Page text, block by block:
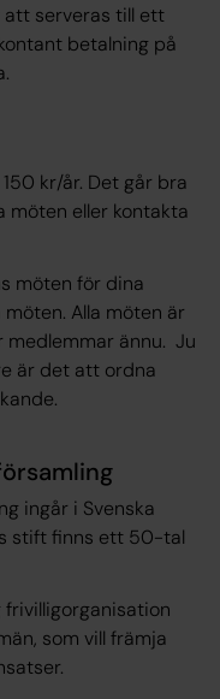
att serveras till ett
betalning på
kr/år. Det går bra
möten eller kontakta
möten för dina
Alla möten är
medlemmar ännu. Ju
är det att ordna
ingår i Svenska
stift finns ett 50-tal
frivilligorganisation
som vill främja